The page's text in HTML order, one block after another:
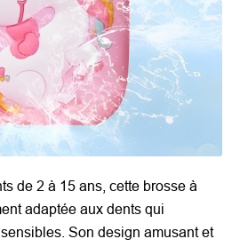
de 2 à 15 ans, cette brosse à
adaptée aux dents qui
Son design amusant et